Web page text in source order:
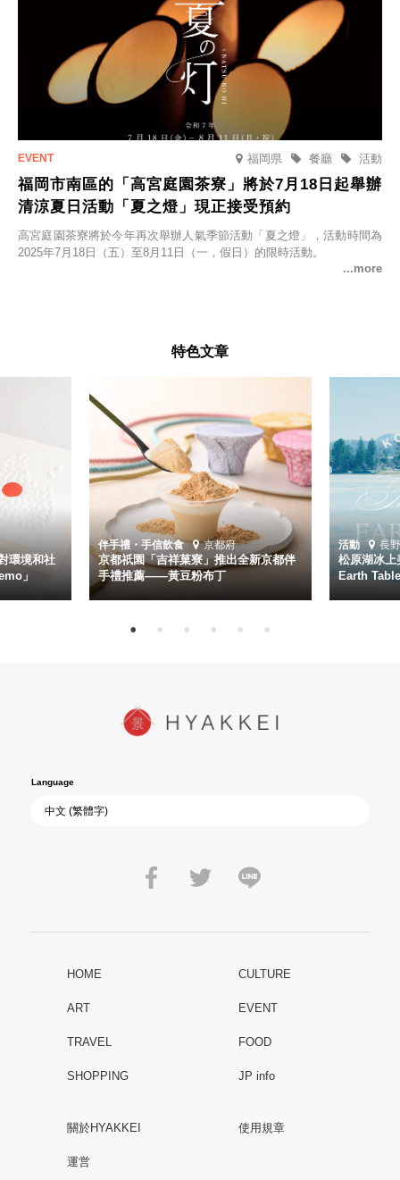
福岡県 活動
餐廳
福岡市南區的「高宮庭園茶寮」將於7月18日起舉辦
清涼夏日活動「夏之燈」現正接受預約
高宮庭園茶寮將於今年再次舉辦人氣季節活動「夏之燈」，活動時間為
2025年7月18日（五）至8月11日（一，假日）的限時活動。
特色文章
環境和社
」
伴手禮・手信飲食 京都府
京都祇園「吉祥菓寮」推出全新京都伴
手禮推薦——黃豆粉布丁
活動 長
松原湖冰
Earth
Language
HOME CULTURE
ART EVENT
TRAVEL FOOD
SHOPPING JP info
關於HYAKKEI 使用規章
運営